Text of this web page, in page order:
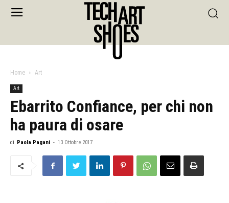
Home Art
Art
Ebarrito Confiance, per chi non
ha paura di osare
di Paola Pagani - 13 Ottobre 2017